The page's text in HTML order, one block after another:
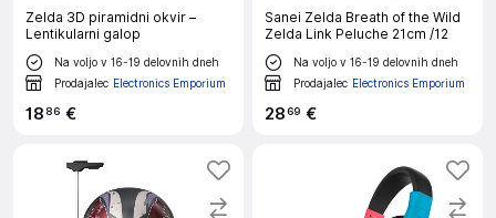
Zelda 3D piramidni okvir –
Lentikularni galop
Na voljo v 16-19 delovnih dneh
Prodajalec Electronics Emporium
18 86 €
Sanei Zelda Breath of the Wild
Zelda Link Peluche 21cm /12
Na voljo v 16-19 delovnih dneh
Prodajalec Electronics Emporium
2869 €